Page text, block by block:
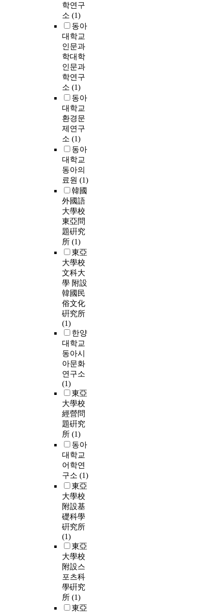
학연구
소 (1)
동아
대학교
인문과
학대학
인문과
학연구
소 (1)
동아
대학교
환경문
제연구
소 (1)
동아
대학교
동아의
료원 (1)
韓國
外國語
大學校
東亞問
題硏究
所 (1)
東亞
大學校
文科大
學 附設
韓國民
俗文化
硏究所
(1)
한양
대학교
동아시
아문화
연구소
(1)
東亞
大學校
經營問
題硏究
所 (1)
동아
대학교
어학연
구소 (1)
東亞
大學校
附設基
礎科學
硏究所
(1)
東亞
大學校
附設스
포츠科
學硏究
所 (1)
東亞